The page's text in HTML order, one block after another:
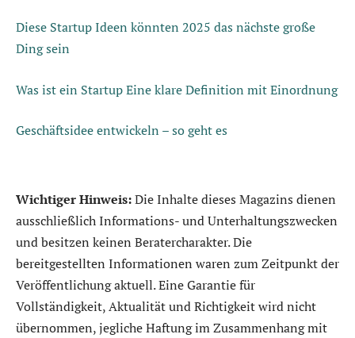
Diese Startup Ideen könnten 2025 das nächste große
Ding sein
Was ist ein Startup Eine klare Definition mit Einordnung
Geschäftsidee entwickeln – so geht es
Wichtiger Hinweis:Die Inhalte dieses Magazins dienen
ausschließlich Informations- und Unterhaltungszwecken
und besitzen keinen Beratercharakter. Die
bereitgestellten Informationen waren zum Zeitpunkt der
Veröffentlichung aktuell. Eine Garantie für
Vollständigkeit, Aktualität und Richtigkeit wird nicht
übernommen, jegliche Haftung im Zusammenhang mit